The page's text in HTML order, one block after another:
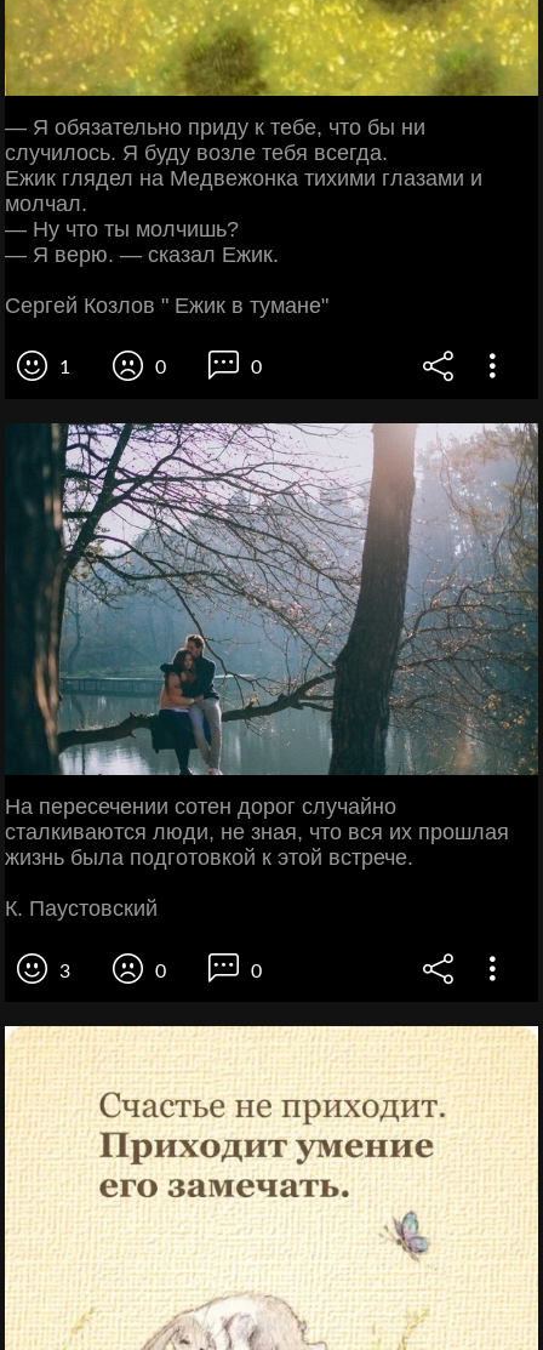
— Я обязательно приду к тебе, что бы ни
случилось. Я буду возле тебя всегда.
Ежик глядел на Медвежонка тихими глазами и
молчал.
— Ну что ты молчишь?
— Я верю. — сказал Ежик.
Сергей Козлов " Ежик в тумане"
1 0 0
На пересечении сотен дорог случайно
сталкиваются люди, не зная, что вся их прошлая
жизнь была подготовкой к этой встрече.
К. Паустовский
3 0 0